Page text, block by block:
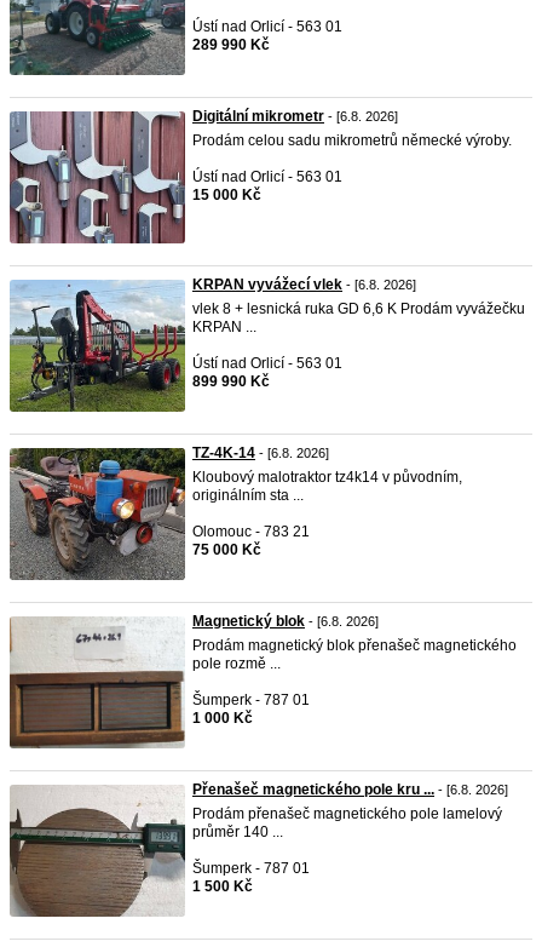
Ústí nad Orlicí - 563 01
289 990 Kč
Digitální mikrometr - [6.8. 2026]
Prodám celou sadu mikrometrů německé výroby.
Ústí nad Orlicí - 563 01
15 000 Kč
KRPAN vyvážecí vlek - [6.8. 2026]
vlek 8 + lesnická ruka GD 6,6 K Prodám vyvážečku
KRPAN ...
Ústí nad Orlicí - 563 01
899 990 Kč
TZ-4K-14 - [6.8. 2026]
Kloubový malotraktor tz4k14 v původním,
originálním sta ...
Olomouc - 783 21
75 000 Kč
Magnetický blok - [6.8. 2026]
Prodám magnetický blok přenašeč magnetického
pole rozmě ...
Šumperk - 787 01
1 000 Kč
Přenašeč magnetického pole kru ... - [6.8. 2026]
Prodám přenašeč magnetického pole lamelový
průměr 140 ...
Šumperk - 787 01
1 500 Kč